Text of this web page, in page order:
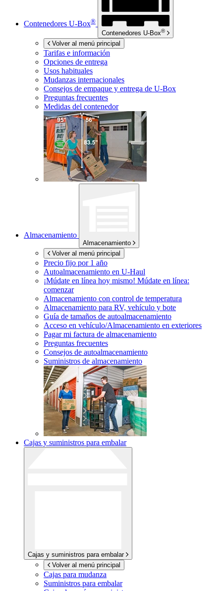
Contenedores U-Box®
Contenedores U-Box®
Volver al menú principal
Tarifas e información
Opciones de entrega
Usos habituales
Mudanzas internacionales
Consejos de empaque y entrega de U-Box
Preguntas frecuentes
Medidas del contenedor
Almacenamiento
Almacenamiento
Volver al menú principal
Precio fijo por 1 año
Autoalmacenamiento en U-Haul
¡Múdate en línea hoy mismo! Múdate en línea:
comenzar
Almacenamiento con control de temperatura
Almacenamiento para RV, vehículo y bote
Guía de tamaños de autoalmacenamiento
Acceso en vehículo/Almacenamiento en exteriores
Pagar mi factura de almacenamiento
Preguntas frecuentes
Consejos de autoalmacenamiento
Suministros de almacenamiento
Cajas y suministros para embalar
Cajas y suministros para embalar
Volver al menú principal
Cajas para mudanza
Suministros para embalar